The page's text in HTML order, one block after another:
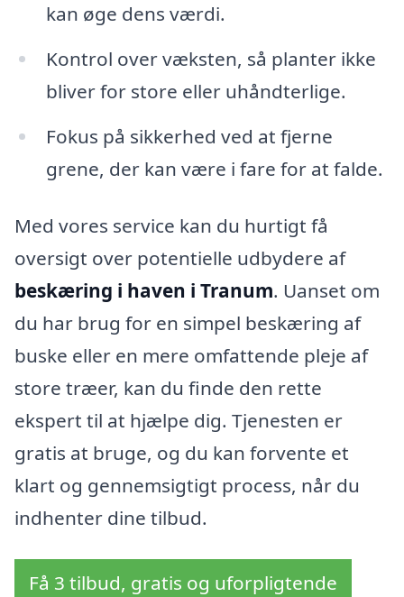
kan øge dens værdi.
Kontrol over væksten, så planter ikke
bliver for store eller uhåndterlige.
Fokus på sikkerhed ved at fjerne
grene, der kan være i fare for at falde.
Med vores service kan du hurtigt få
oversigt over potentielle udbydere af
beskæring i haven i Tranum. Uanset om
du har brug for en simpel beskæring af
buske eller en mere omfattende pleje af
store træer, kan du finde den rette
ekspert til at hjælpe dig. Tjenesten er
gratis at bruge, og du kan forvente et
klart og gennemsigtigt process, når du
indhenter dine tilbud.
Få 3 tilbud, gratis og uforpligtende